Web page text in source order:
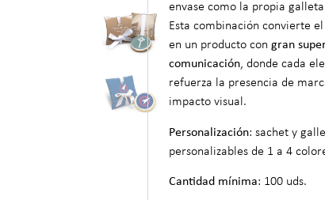
envase como la propia
Esta combinación convierte
en un producto con gran
comunicación, donde cada
refuerza la presencia de
impacto visual.
Personalización: sachet y
personalizables de 1 a 4
Cantidad mínima: 100 uds.